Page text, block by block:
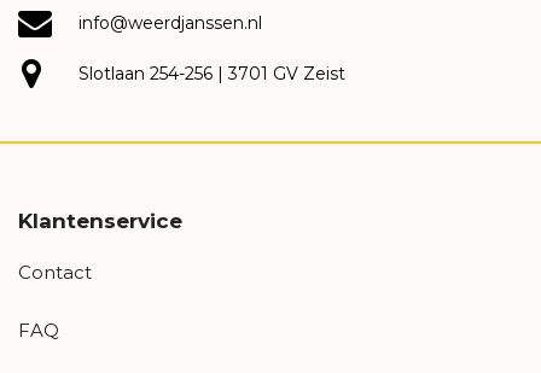
info@weerdjanssen.nl
Slotlaan 254-256 | 3701 GV Zeist
Klantenservice
Contact
FAQ